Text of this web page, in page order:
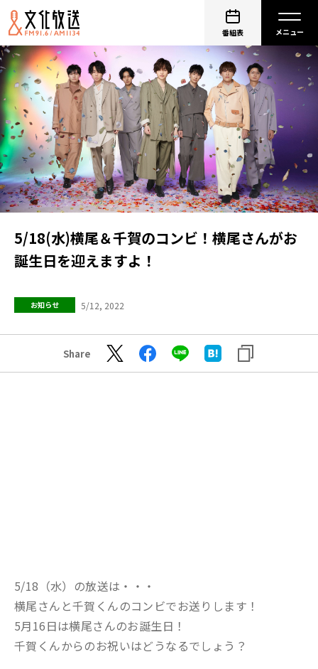
番組表
5/18(水)横尾＆千賀のコンビ！横尾さんがお
誕生日を迎えますよ！
お知らせ 5/12, 2022
Share
5/18（水）の放送は・・・
横尾さんと千賀くんのコンビでお送りします！
5月16日は横尾さんのお誕生日！
千賀くんからのお祝いはどうなるでしょう？